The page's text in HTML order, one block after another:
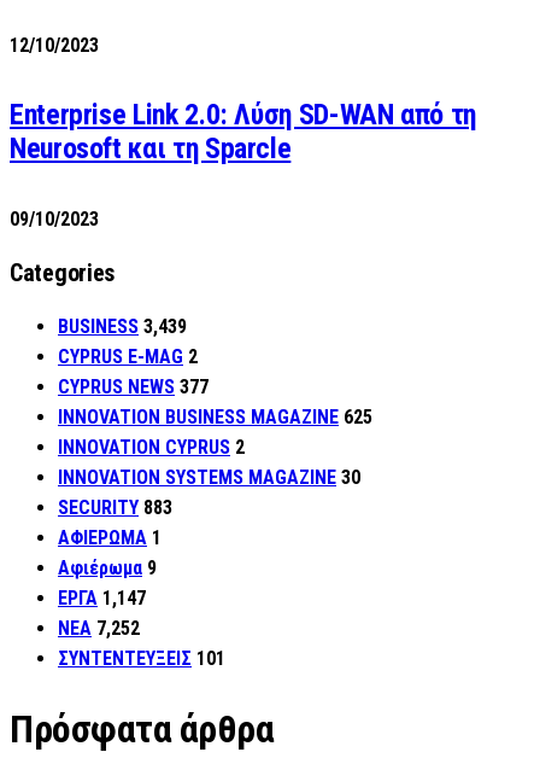
12/10/2023
Enterprise Link 2.0: Λύση SD-WAN από τη
Neurosoft και τη Sparcle
09/10/2023
Categories
BUSINESS 3,439
CYPRUS E-MAG 2
CYPRUS NEWS 377
INNOVATION BUSINESS MAGAZINE 625
INNOVATION CYPRUS 2
INNOVATION SYSTEMS MAGAZINE 30
SECURITY 883
ΑΦΙΕΡΩΜΑ 1
Αφιέρωμα 9
ΕΡΓΑ 1,147
ΝΕΑ 7,252
ΣΥΝΤΕΝΤΕΥΞΕΙΣ 101
Πρόσφατα άρθρα